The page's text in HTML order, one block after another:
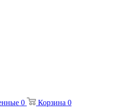
0 Корзина 0